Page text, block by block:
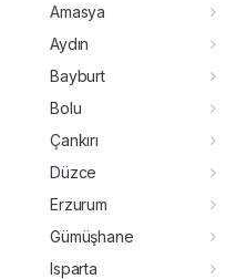
Amasya
Aydın
Bayburt
Bolu
Çankırı
Düzce
Erzurum
Gümüşhane
Isparta